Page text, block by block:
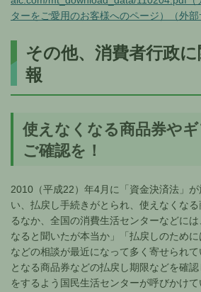
ターをご愛用のお客様へのページ）（外部
その他、消費者行政
報
使えなくなる商品券や
ご確認を！
2010（平成22）年4月に「資金決済法」
い、払戻し手続きがとられ、使えなくな
るなか、全国の消費生活センターなどに
なると聞いたが本当か」「払戻しのために
などの相談が最近になって多く寄せられ
となる商品券などの払戻し期限などを確
をするよう国民生活センターが呼びかけて